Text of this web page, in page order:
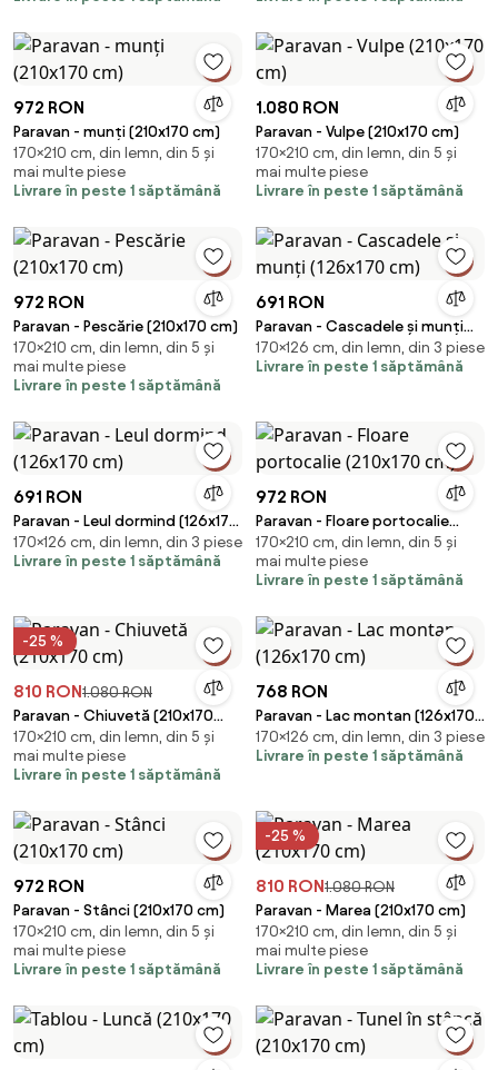
972 RON
Paravan - munți (210x170 cm)
170×210 cm, din lemn, din 5 și
mai multe piese
Livrare în peste 1 săptămână
1.080 RON
Paravan - Vulpe (210x170 cm)
170×210 cm, din lemn, din 5 și
mai multe piese
Livrare în peste 1 săptămână
972 RON
Paravan - Pescărie (210x170 cm)
170×210 cm, din lemn, din 5 și
mai multe piese
Livrare în peste 1 săptămână
691 RON
Paravan - Cascadele și munți
(126x170 cm)
170×126 cm, din lemn, din 3 piese
Livrare în peste 1 săptămână
691 RON
Paravan - Leul dormind (126x170
cm)
170×126 cm, din lemn, din 3 piese
Livrare în peste 1 săptămână
972 RON
Paravan - Floare portocalie
(210x170 cm)
170×210 cm, din lemn, din 5 și
mai multe piese
Livrare în peste 1 săptămână
-25 %
810 RON1.080 RON
Paravan - Chiuvetă (210x170
cm)
170×210 cm, din lemn, din 5 și
mai multe piese
Livrare în peste 1 săptămână
768 RON
Paravan - Lac montan (126x170
cm)
170×126 cm, din lemn, din 3 piese
Livrare în peste 1 săptămână
972 RON
Paravan - Stânci (210x170 cm)
170×210 cm, din lemn, din 5 și
mai multe piese
Livrare în peste 1 săptămână
-25 %
810 RON1.080 RON
Paravan - Marea (210x170 cm)
170×210 cm, din lemn, din 5 și
mai multe piese
Livrare în peste 1 săptămână